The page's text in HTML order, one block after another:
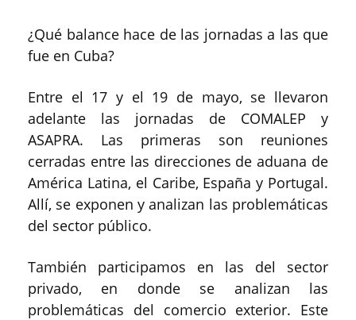
¿Qué balance hace de las jornadas a las que
fue en Cuba?
Entre el 17 y el 19 de mayo, se llevaron
adelante las jornadas de COMALEP y
ASAPRA. Las primeras son reuniones
cerradas entre las direcciones de aduana de
América Latina, el Caribe, España y Portugal.
Allí, se exponen y analizan las problemáticas
del sector público.
También participamos en las del sector
privado, en donde se analizan las
problemáticas del comercio exterior. Este